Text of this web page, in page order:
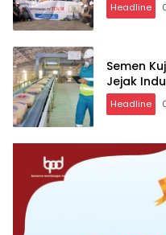
Headline
Semen
Jejak
Headline